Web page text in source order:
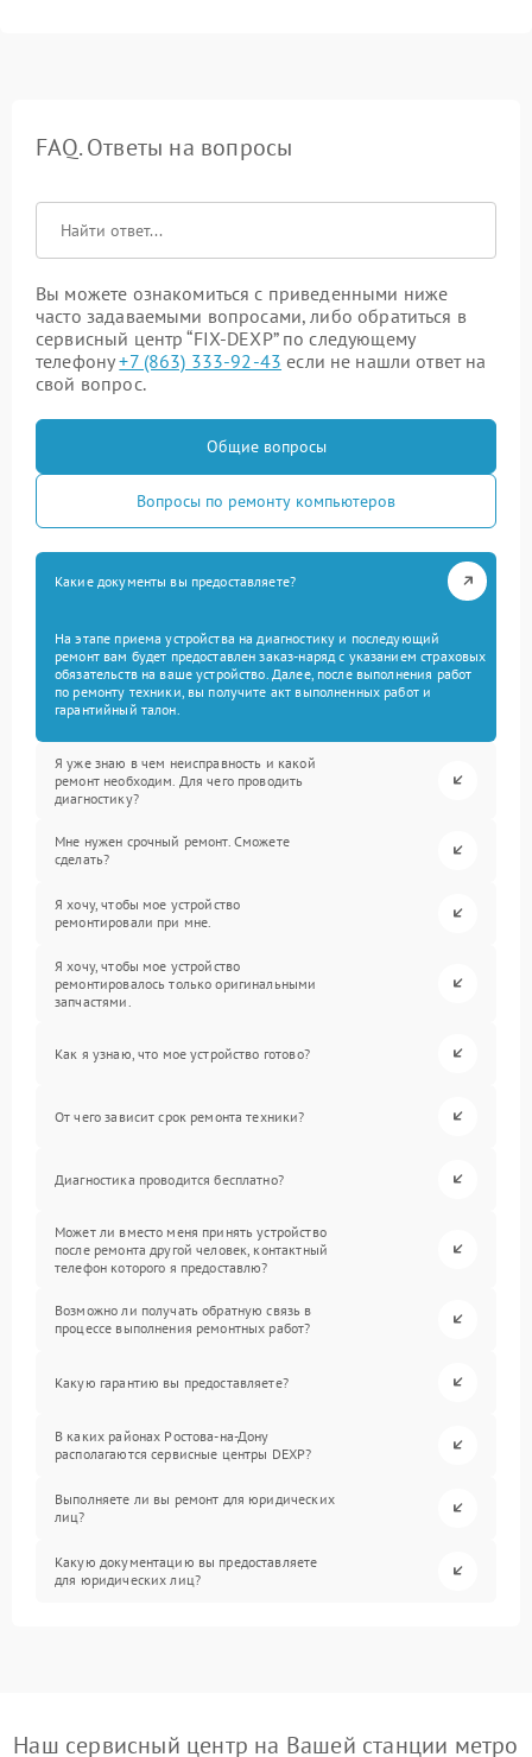
FAQ. Ответы на вопросы
Вы можете ознакомиться с приведенными ниже
часто задаваемыми вопросами, либо обратиться в
сервисный центр “FIX-DEXP” по следующему
телефону+7 (863) 333-92-43 если не нашли ответ на
свой вопрос.
Общие вопросы
Вопросы по ремонту компьютеров
Какие документы вы предоставляете?
На этапе приема устройства на диагностику и последующий
ремонт вам будет предоставлен заказ-наряд с указанием страховых
обязательств на ваше устройство. Далее, после выполнения работ
по ремонту техники, вы получите акт выполненных работ и
гарантийный талон.
Я уже знаю в чем неисправность и какой
ремонт необходим. Для чего проводить
диагностику?
Мне нужен срочный ремонт. Сможете
сделать?
Я хочу, чтобы мое устройство
ремонтировали при мне.
Я хочу, чтобы мое устройство
ремонтировалось только оригинальными
запчастями.
Как я узнаю, что мое устройство готово?
От чего зависит срок ремонта техники?
Диагностика проводится бесплатно?
Может ли вместо меня принять устройство
после ремонта другой человек, контактный
телефон которого я предоставлю?
Возможно ли получать обратную связь в
процессе выполнения ремонтных работ?
Какую гарантию вы предоставляете?
В каких районах Ростова-на-Дону
располагаются сервисные центры DEXP?
Выполняете ли вы ремонт для юридических
лиц?
Какую документацию вы предоставляете
для юридических лиц?
Наш сервисный центр на Вашей станции метро